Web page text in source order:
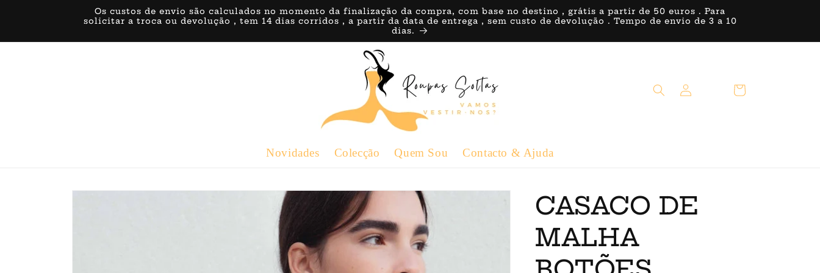
Os custos de envio são calculados no momento da finalização da compra, com base no destino , grátis a partir de 50 euros . Para
solicitar a troca ou devolução , tem 14 dias corridos , a partir da data de entrega , sem custo de devolução . Tempo de envio de 3 a 10
dias.
Novidades Colecção Quem Sou Contacto & Ajuda
sessão
Carrinho
CASACO DE
MALHA